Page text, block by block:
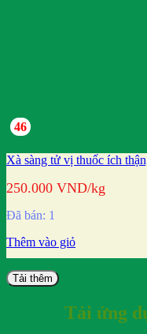
46
Xà sàng tử vị thuốc ích
250.000 VND/kg
Đã bán: 1
Thêm vào giỏ
Tải thêm
Tải ứng